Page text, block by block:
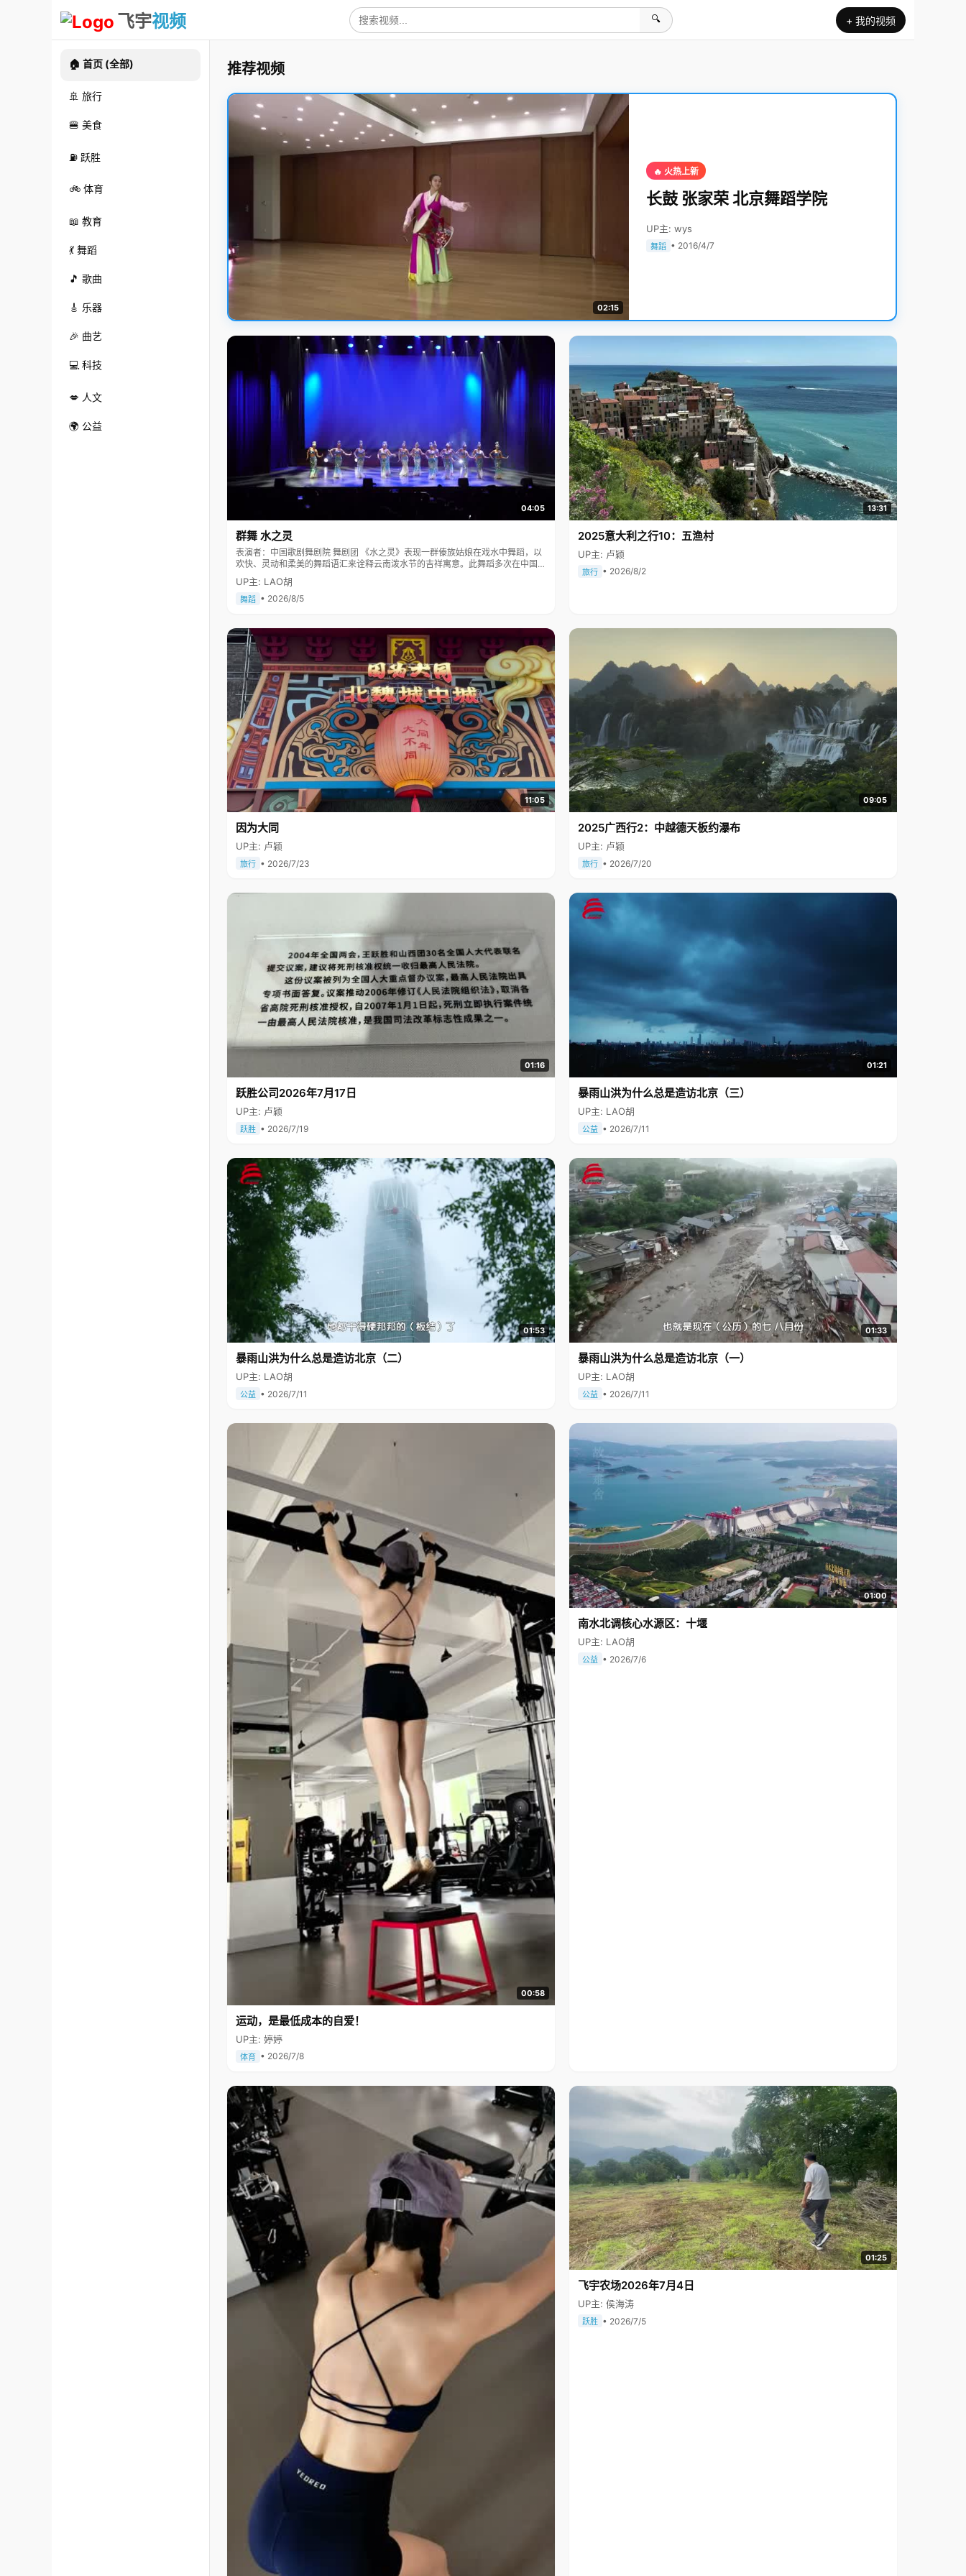
飞宇视频 🔍 + 我的视频
🏠 首页 (全部)
🚢 旅行
🍔 美食
⛽ 跃胜
🚲 体育
📖 教育
💃 舞蹈
🎵 歌曲
🎸 乐器
🎉 曲艺
💻 科技
💋 人文
🌍 公益
推荐视频
02:15
🔥 火热上新
长鼓 张家荣 北京舞蹈学院
UP主: wys
舞蹈 • 2016/4/7
04:05
群舞 水之灵
表演者：中国歌剧舞剧院 舞剧团 《水之灵》表现一群傣族姑娘在戏水中舞蹈，以
欢快、灵动和柔美的舞蹈语汇来诠释云南泼水节的吉祥寓意。此舞蹈多次在中国人
民大会堂及国际舞台上表演，一直得到赞誉其舞美，人美，寓意美。。
UP主: LAO胡
舞蹈 • 2026/8/5
13:31
2025意大利之行10：五渔村
UP主: 卢颖
旅行 • 2026/8/2
11:05
因为大同
UP主: 卢颖
旅行 • 2026/7/23
09:05
2025广西行2：中越德天板约瀑布
UP主: 卢颖
旅行 • 2026/7/20
01:16
跃胜公司2026年7月17日
UP主: 卢颖
跃胜 • 2026/7/19
01:21
暴雨山洪为什么总是造访北京（三）
UP主: LAO胡
公益 • 2026/7/11
01:53
暴雨山洪为什么总是造访北京（二）
UP主: LAO胡
公益 • 2026/7/11
01:33
暴雨山洪为什么总是造访北京（一）
UP主: LAO胡
公益 • 2026/7/11
00:58
运动，是最低成本的自爱！
UP主: 婷婷
体育 • 2026/7/8
01:00
南水北调核心水源区：十堰
UP主: LAO胡
公益 • 2026/7/6
01:25
飞宇农场2026年7月4日
UP主: 侯海涛
跃胜 • 2026/7/5